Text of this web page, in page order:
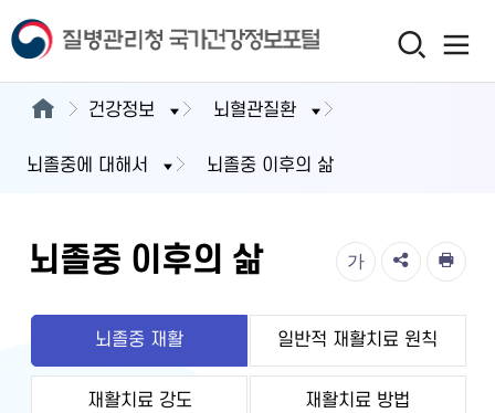
건강정보 뇌혈관질환
뇌졸중에 대해서 뇌졸중 이후의 삶
뇌졸중 이후의 삶 가
뇌졸중 재활 일반적 재활치료 원칙
재활치료 강도 재활치료 방법